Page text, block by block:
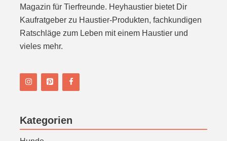
Magazin für Tierfreunde. Heyhaustier bietet Dir
Kaufratgeber zu Haustier-Produkten, fachkundigen
Ratschläge zum Leben mit einem Haustier und
vieles mehr.
Kategorien